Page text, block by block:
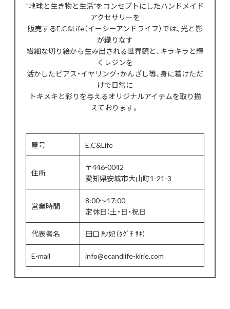
"地球と生き物と生活"をコンセプトにしたハンドメイド
アクセサリーを
販売するE.C&Life（イーシーアンドライフ）では、光と影
が織りなす
繊細な切り絵から生み出される世界観と、キラキラと輝
くレジンを
活かしたピアス・イヤリング・かんざし等、身に着けただ
けで日常に
トキメキと彩りを与えるオリジナルアイテムを取り揃
えております。
屋号 E.C&Life
住所
〒446-0042
愛知県安城市大山町1-21-3
営業時間
8:00～17:00
定休日：土・日・祝日
代表者名 田口 紗妃（ﾀｸﾞﾁ ｻｷ）
E-mail info@ecandlife-kirie.com